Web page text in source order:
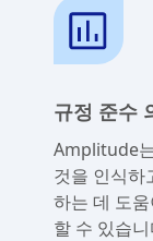
규정 준수
Amplitude
것을 인식하
하는 데 도
할 수 있습